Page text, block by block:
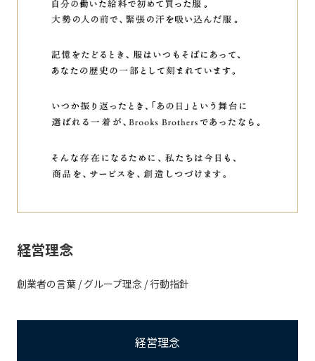
経営理念
創業者の言葉 / グループ理念 / 行動指針
経営理念